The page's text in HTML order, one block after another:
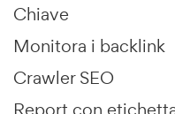
Chiave
Monitora i backlink
Crawler SEO